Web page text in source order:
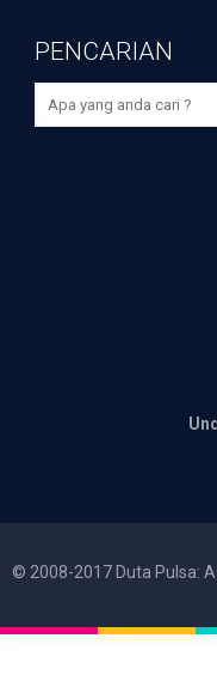
PENCARIAN
© 2008-2017 Duta Pulsa: